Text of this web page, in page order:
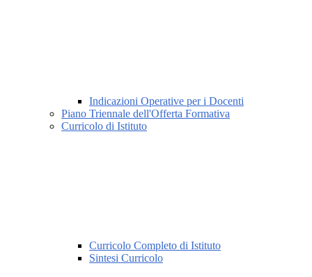
Indicazioni Operative per i Docenti
Piano Triennale dell'Offerta Formativa
Curricolo di Istituto
Curricolo Completo di Istituto
Sintesi Curricolo